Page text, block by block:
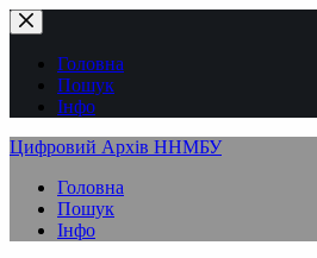
Перейти
до
вмістуГоловна
Пошук
Інфо
Цифровий Архів ННМБУ
Головна
Пошук
Інфо